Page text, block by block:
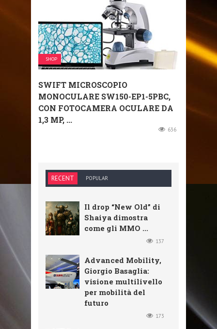
SHOP
SWIFT MICROSCOPIO
MONOCULARE SW150-EP1-5PBC,
CON FOTOCAMERA OCULARE DA
1,3 MP, ...
636
RECENT POPULAR
Il drop “New Old” di
Shaiya dimostra
come gli MMO ...
137
Advanced Mobility,
Giorgio Basaglia:
visione multilivello
per mobilità del
futuro
173